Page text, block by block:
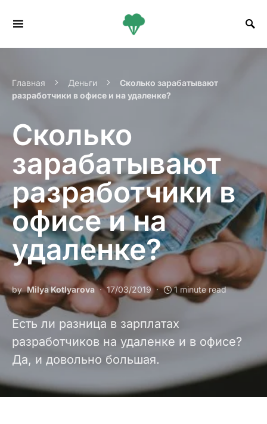
Главная Деньги
Сколько зарабатывают
разработчики в офисе и на удаленке?
Сколько
зарабатывают
разработчики в
офисе и на
удаленке?
by Milya Kotlyarova 17/03/2019 1 minute read
Есть ли разница в зарплатах
разработчиков на удаленке и в офисе?
Да, и довольно большая.